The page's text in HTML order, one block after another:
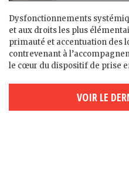
Dysfonctionnements
et aux droits les plus
primauté et accentuation des
contrevenant à
le cœur du dispositif de prise
VOIR LE